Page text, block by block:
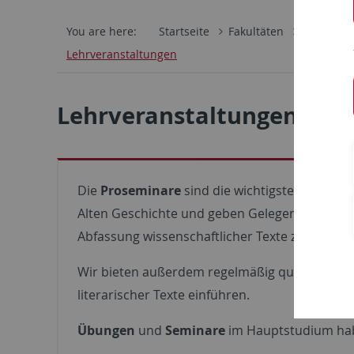
You are here: Startseite Fakultäten
Lehrveranstaltungen
Lehrveranstaltungen
Die Proseminare sind die wichtigsten und
Alten Geschichte und geben Gelegenheit,
Abfassung wissenschaftlicher Texte zu üben.
Wir bieten außerdem regelmäßig
literarischer Texte einführen.
Übungen und Seminare im Hauptstudium